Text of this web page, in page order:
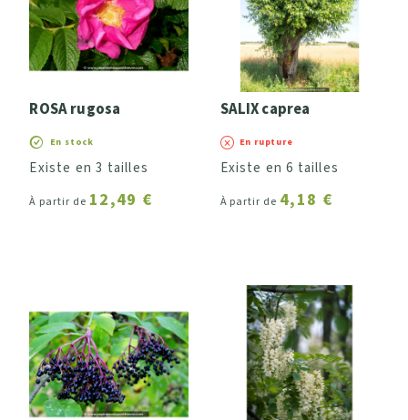
ROSA rugosa
En stock
Existe en 3 tailles
À partir de 12,49 €
SALIX caprea
En rupture
Existe en 6 tailles
À partir de 4,18 €